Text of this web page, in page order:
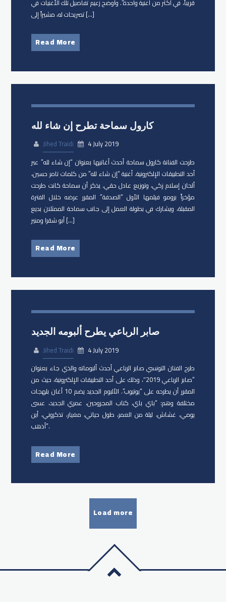
قريباً، في أكثر من أغنية واحدة”. وأوضح زعيم تفاصيل تلك الأغنيات في
تصريحات له، مشيراً إلى […]
Read More
كارول سماحة تطرح إن شاء لله
Jihed Traidi
4 July 2019
طرحت الفنانة كارول سماحة​ أحدث أغانيها بعنوان “إن شاء لله” عبر
أحد التطبيقات الإلكترونية. أغنية “إن شاء لله” من كلمات تامر حسين،
ألحان إسلام زكي، وتوزيع عادل حقي. يذكر أن سماحة كانت طرحت
مؤخراً برومو فيلمها الأول “الصدفة” المقرر عرضه خلال الفترة
المقبلة، ويشارك في بطولة العمل إلى جانب سماحة الممثلان بديع
أبو شقرا ومنير […]
Read More
صابر الرباعي يطرح ألبومه الجديد
Jihed Traidi
4 July 2019
طرح الفنان التونسي ​صابر الرباعي​ أحدث ألبوماته والذي جاء بعنوان
“صابر الرباعي 2019″، وذلك على أحد التطبيقات الإلكترونية، حيث من
المقرر أن يطرحه على “يوتيوب”. الألبوم الجديد يضم 10 أغان بلهجات
مختلفة وهم: “باي باي، كتاب المجروحين، عمري الجديد، عسى
يومي، غشاش، ليلة من العمر، طول حياتي، مغيار، تذكروني، أين
أذهب”.
Read More
Load more